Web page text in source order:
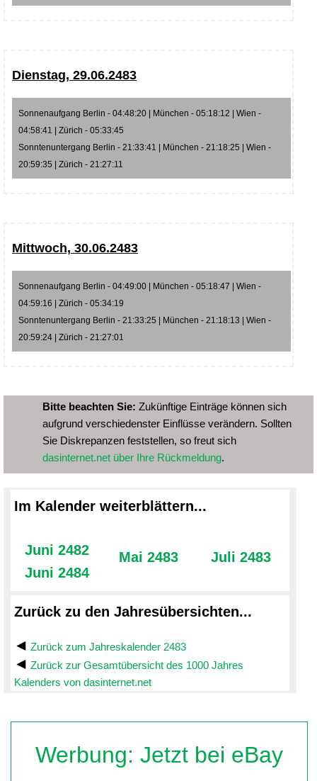
Dienstag, 29.06.2483
Sonnenaufgang Berlin - 04:48:20 | München - 05:18:12 | Wien -
04:58:41 | Zürich - 05:33:45
Sonntenuntergang Berlin - 21:33:41 | München - 21:18:25 | Wien -
20:59:35 | Zürich - 21:27:11
Mittwoch, 30.06.2483
Sonnenaufgang Berlin - 04:49:00 | München - 05:18:47 | Wien -
04:59:16 | Zürich - 05:34:19
Sonntenuntergang Berlin - 21:33:25 | München - 21:18:13 | Wien -
20:59:24 | Zürich - 21:27:01
Bitte beachten Sie: Zukünftige Einträge können sich
aufgrund verschiedenster Einflüsse verändern. Sollten
Sie Diskrepanzen feststellen, so freut sich
dasinternet.net über Ihre Rückmeldung.
Im Kalender weiterblättern...
Juni 2482
Juni 2484
Mai 2483 Juli 2483
Zurück zu den Jahresübersichten...
Zurück zum Jahreskalender 2483
Zurück zur Gesamtübersicht des 1000 Jahres
Kalenders von dasinternet.net
Werbung: Jetzt bei eBay